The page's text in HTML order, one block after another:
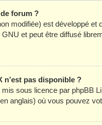
forum ?
modifiée) est développé et
et peut être diffusé
pas disponible ?
sous licence par phpBB
anglais) où vous pouvez